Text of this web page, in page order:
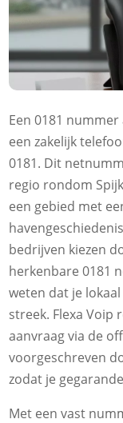
Een 0181
een zakelijk
0181. Dit
regio rondom
een gebied met
bedrijven kiezen
herkenbare 0181
weten dat je
streek. Flexa Voip
aanvraag via de
voorgeschreven
zodat je
Met een vast